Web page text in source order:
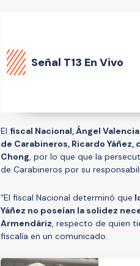
Señal T13 En Vivo
El fiscal Nacional, Ángel
de Carabineros, Ricardo
Chong, por lo que que la
de Carabineros por su
“El fiscal Nacional determinó que
Yáñez no poseían la solidez
Armendáriz, respecto de quien
fiscalía en un comunicado.